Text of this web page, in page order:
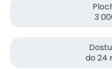
3
do 24